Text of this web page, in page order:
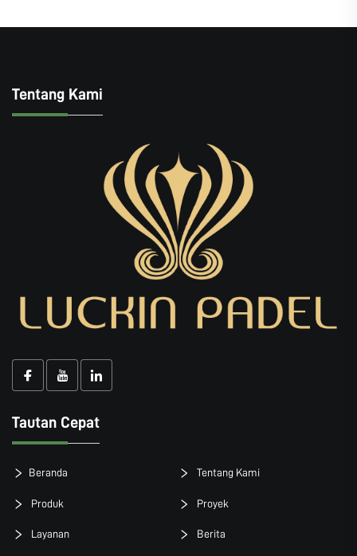
Tentang Kami
Tautan Cepat
Beranda Tentang Kami
Produk Proyek
Layanan Berita